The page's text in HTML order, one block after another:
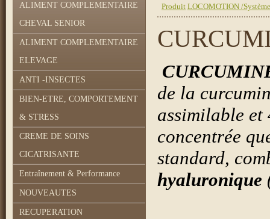
ALIMENT COMPLEMENTAIRE
CHEVAL SENIOR
ALIMENT COMPLEMENTAIRE
ELEVAGE
ANTI -INSECTES
BIEN-ETRE, COMPORTEMENT
& STRESS
CREME DE SOINS
CICATRISANTE
Entraînement & Performance
NOUVEAUTES
RECUPERATION
Produit LOCOMOTION /
de la
assimilable et
concentrée
standard,
hyaluronique